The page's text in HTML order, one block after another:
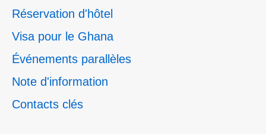
Réservation d'hôtel
Visa pour le Ghana
Événements parallèles
Note d'information
Contacts clés